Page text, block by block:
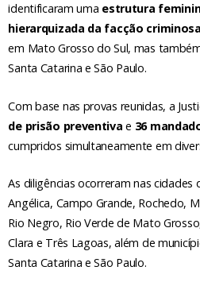
identificaram uma estrutura
hierarquizada da facção criminosa
em Mato Grosso do Sul, mas
Santa Catarina e São Paulo.
Com base nas provas reunidas, a
de prisão preventiva e 36
cumpridos simultaneamente em
As diligências ocorreram nas cidades
Angélica, Campo Grande, Rochedo,
Rio Negro, Rio Verde de Mato
Clara e Três Lagoas, além de
Santa Catarina e São Paulo.